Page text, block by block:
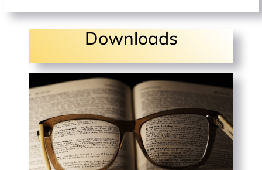
Downloads